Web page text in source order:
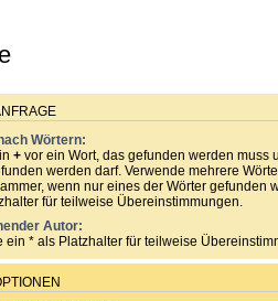
Wörtern:
+ vor ein Wort, das gefunden werden muss
werden darf. Verwende mehrere
wenn nur eines der Wörter gefunden
für teilweise Übereinstimmungen.
Autor:
ein * als Platzhalter für teilweise